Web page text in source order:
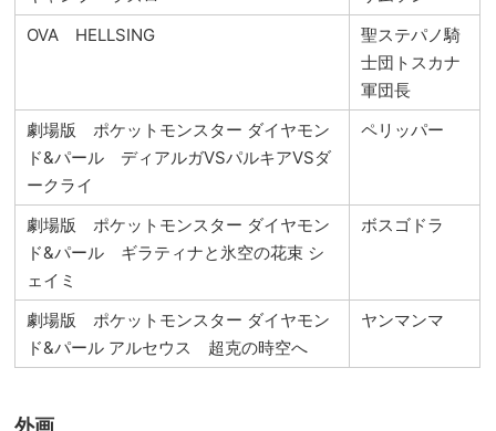
OVA HELLSING
聖ステパノ騎
士団トスカナ
軍団長
劇場版 ポケットモンスター ダイヤモン
ド&パール ディアルガVSパルキアVSダ
ークライ
ペリッパー
劇場版 ポケットモンスター ダイヤモン
ド&パール ギラティナと氷空の花束 シ
ェイミ
ボスゴドラ
劇場版 ポケットモンスター ダイヤモン
ド&パール アルセウス 超克の時空へ
ヤンマンマ
外画